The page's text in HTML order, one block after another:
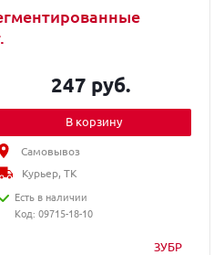
ЗУБР
247 руб.
В корзину
Самовывоз
Курьер, ТК
Есть в наличии
Код: 09715-18-10